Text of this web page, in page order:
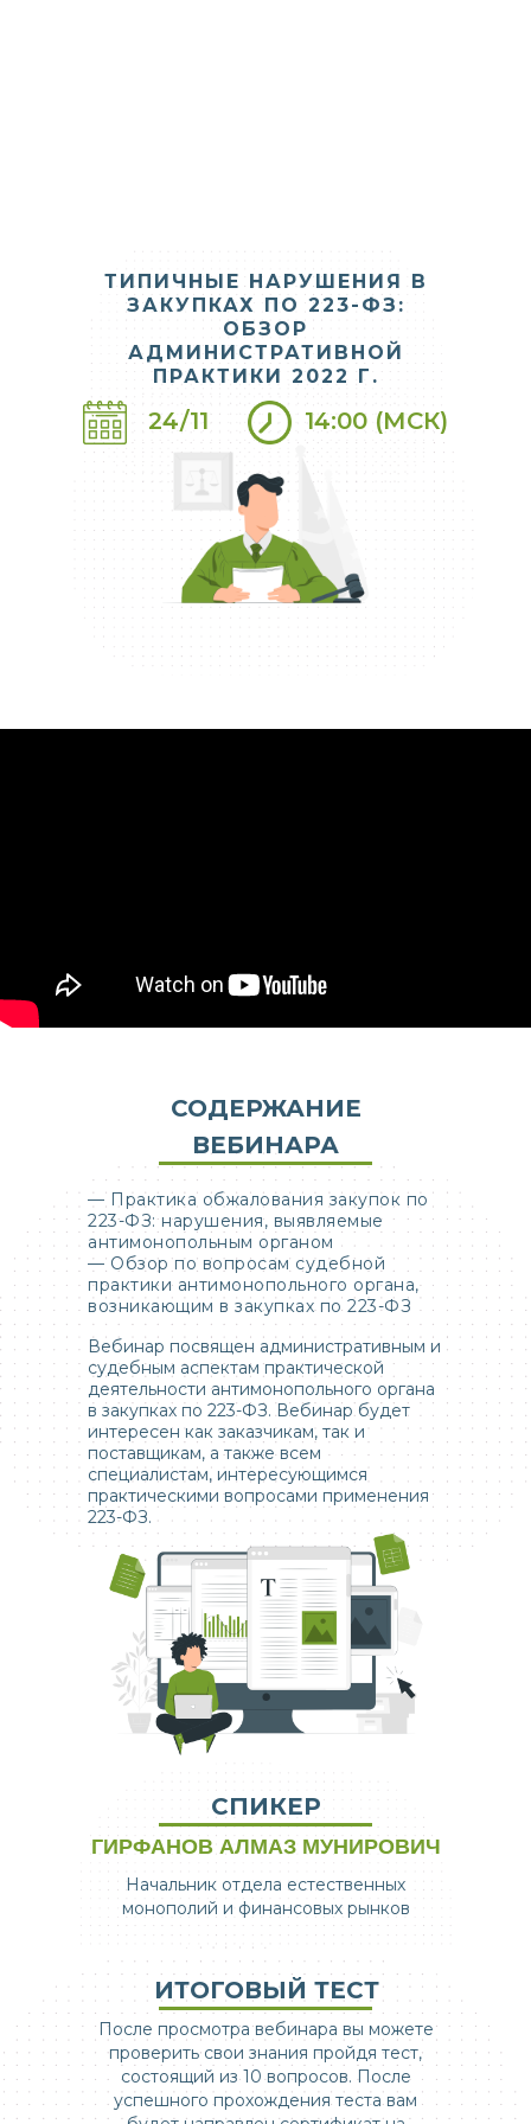
14:00 (МСК)
24/11
ТИПИЧНЫЕ НАРУШЕНИЯ В
ЗАКУПКАХ ПО 223-ФЗ:
ОБЗОР
АДМИНИСТРАТИВНОЙ
ПРАКТИКИ 2022 Г.
Вебинар посвящен административным и
судебным аспектам практической
деятельности антимонопольного органа
в закупках по 223-ФЗ. Вебинар будет
интересен как заказчикам, так и
поставщикам, а также всем
специалистам, интересующимся
практическими вопросами применения
223-ФЗ.
— Практика обжалования закупок по
223-ФЗ: нарушения, выявляемые
антимонопольным органом
— Обзор по вопросам судебной
практики антимонопольного органа,
возникающим в закупках по 223-ФЗ
СОДЕРЖАНИЕ
ВЕБИНАРА
ГИРФАНОВ АЛМАЗ МУНИРОВИЧ
Начальник отдела естественных
монополий и финансовых рынков
СПИКЕР
ИТОГОВЫЙ ТЕСТ
После просмотра вебинара вы можете
проверить свои знания пройдя тест,
состоящий из 10 вопросов. После
успешного прохождения теста вам